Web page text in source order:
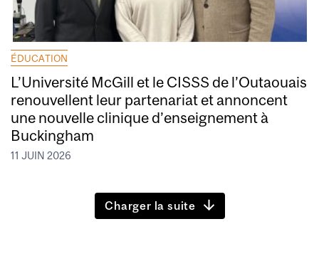
ÉDUCATION
L’Université McGill et le CISSS de l’Outaouais
renouvellent leur partenariat et annoncent
une nouvelle clinique d’enseignement à
Buckingham
11 JUIN 2026
Charger la suite